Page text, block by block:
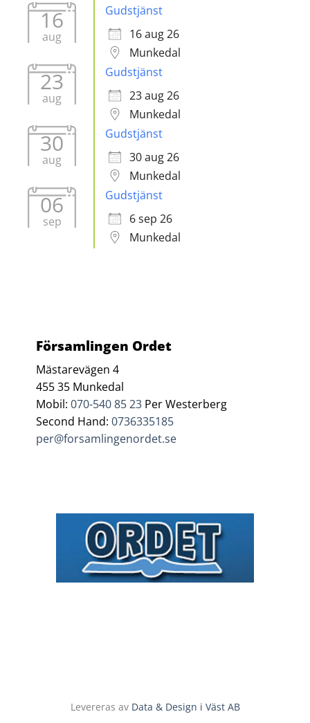
16
aug
Gudstjänst
16 aug 26
Munkedal
23
aug
Gudstjänst
23 aug 26
Munkedal
30
aug
Gudstjänst
30 aug 26
Munkedal
06
sep
Gudstjänst
6 sep 26
Munkedal
Församlingen Ordet
Mästarevägen 4
455 35 Munkedal
Mobil:070-540 85 23 Per Westerberg
Second Hand:0736335185
per@forsamlingenordet.se
Levereras av Data & Design i Väst AB